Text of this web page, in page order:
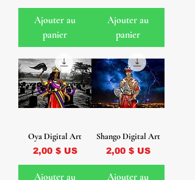
Ajouter au
panier
Ajouter au
panier
Oya Digital Art
Prix
2,00 $ US
Ajouter au
Shango Digital Art
Prix
2,00 $ US
Ajouter au